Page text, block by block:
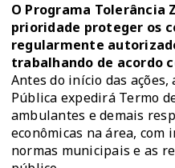
O Programa Tolerância
prioridade proteger os
regularmente
trabalhando de acordo
Antes do início das
Pública expedirá Termo
ambulantes e demais
econômicas na área, com
normas municipais e as